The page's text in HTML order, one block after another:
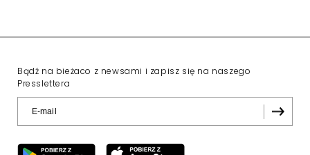
Bądź na bieżaco z newsami i zapisz się na naszego
Presslettera